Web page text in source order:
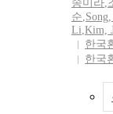
fish and
sizing 7
송미라,
순,
Li,Kim,
한국
한국